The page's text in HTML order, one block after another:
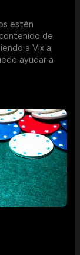
estén
de
a Vix a
ayudar a